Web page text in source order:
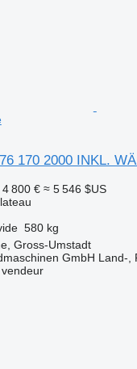
170 2000 INKL.
4 800 € ≈ 5 546 $US
580 kg
Gross-Umstadt
GmbH Land-,